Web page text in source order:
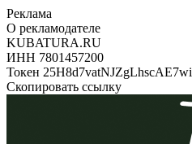
Реклама
О рекламодателе
KUBATURA.RU
ИНН 7801457200
Токен 25H8d7vatNJZgLhscAE7wi
Скопировать ссылку